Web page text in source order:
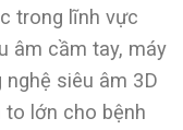
trong lĩnh vực
âm cầm tay, máy
siêu âm 3D
to lớn cho bệnh